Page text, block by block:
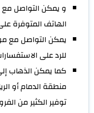
و يمكن التواصل مع
الهاتف المتوفرة
يمكن التواصل مع
للرد على
كما يمكن الذهاب
منطقة الدمام أو
توفير الكثير من